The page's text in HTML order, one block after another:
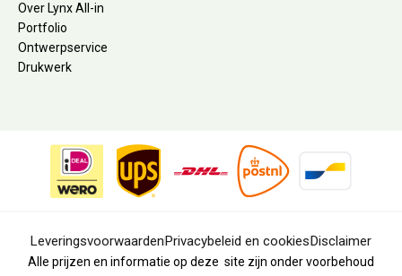
Over Lynx All-in
Portfolio
Ontwerpservice
Drukwerk
LeveringsvoorwaardenPrivacybeleid en cookiesDisclaimer
Alle prijzen en informatie op deze site zijn onder voorbehoud